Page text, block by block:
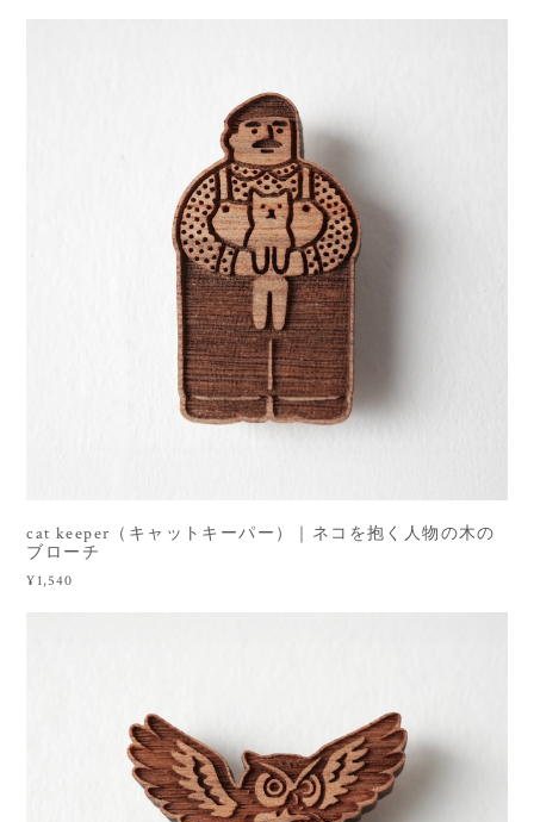
cat keeper（キャットキーパー）｜ネコを抱く人物の木の
ブローチ
¥1,540